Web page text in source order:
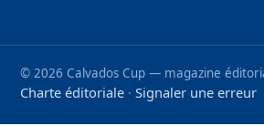
© 2026 Calvados Cup — magazine
Charte éditoriale · Signaler une erreur